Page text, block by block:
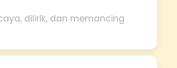
dilirik, dan memancing